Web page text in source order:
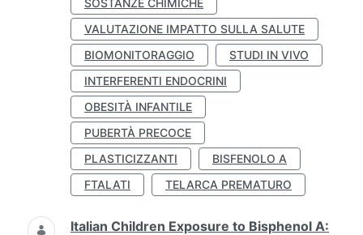
SOSTANZE CHIMICHE
VALUTAZIONE IMPATTO SULLA SALUTE
BIOMONITORAGGIO
STUDI IN VIVO
INTERFERENTI ENDOCRINI
OBESITÀ INFANTILE
PUBERTÀ PRECOCE
PLASTICIZZANTI
BISFENOLO A
FTALATI
TELARCA PREMATURO
Italian Children Exposure to Bisphenol A: